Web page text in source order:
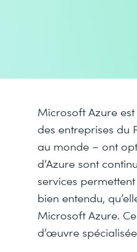
Microsoft Azure
des entreprises du
au monde – ont
d’Azure sont
services
bien entendu,
Microsoft Azure.
d’œuvre